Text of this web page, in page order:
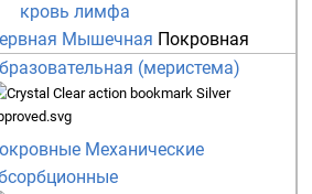
кровь лимфа
Мышечная Покровная
(меристема)
Механические